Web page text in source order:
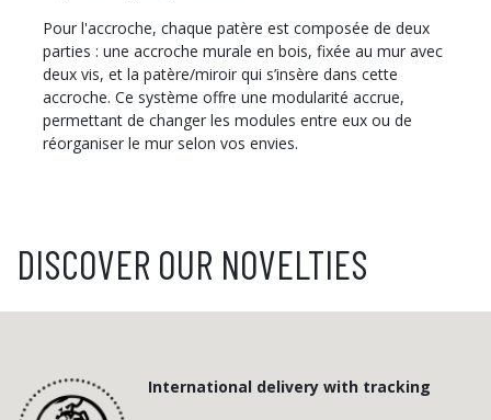
Pour l'accroche, chaque patère est composée de deux
parties : une accroche murale en bois, fixée au mur avec
deux vis, et la patère/miroir qui s’insère dans cette
accroche. Ce système offre une modularité accrue,
permettant de changer les modules entre eux ou de
réorganiser le mur selon vos envies.
DISCOVER OUR NOVELTIES
International delivery with tracking